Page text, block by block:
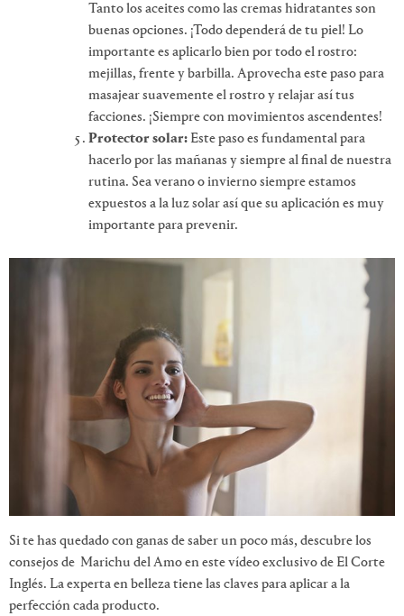
Tanto los aceites como las cremas hidratantes son
buenas opciones. ¡Todo dependerá de tu piel! Lo
importante es aplicarlo bien por todo el rostro:
mejillas, frente y barbilla. Aprovecha este paso para
masajear suavemente el rostro y relajar así tus
facciones. ¡Siempre con movimientos ascendentes!
Protector solar: Este paso es fundamental para
hacerlo por las mañanas y siempre al final de nuestra
rutina. Sea verano o invierno siempre estamos
expuestos a la luz solar así que su aplicación es muy
importante para prevenir.
Si te has quedado con ganas de saber un poco más, descubre los
consejos de Marichu del Amo en este vídeo exclusivo de El Corte
Inglés. La experta en belleza tiene las claves para aplicar a la
perfección cada producto.